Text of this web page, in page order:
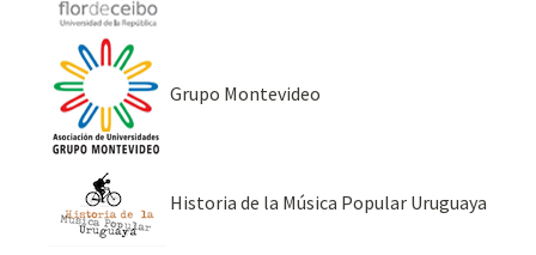
Grupo Montevideo
Historia de la Música Popular Uruguaya